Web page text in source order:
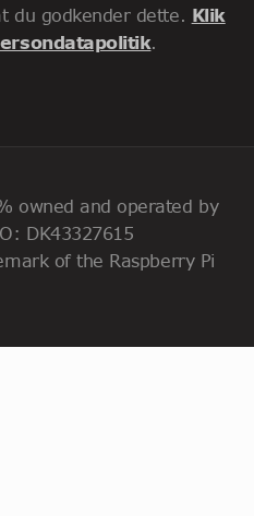
du godkender dette. Klik
owned and operated by
DK43327615
of the Raspberry Pi